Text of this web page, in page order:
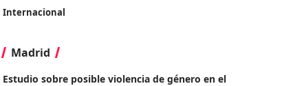
Internacional
Madrid
Estudio sobre posible violencia de género en el